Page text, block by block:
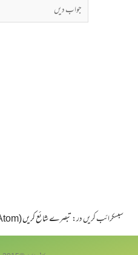
جواب دیں
سبسکرائب کریں در:تبصرے شائع کریں (Atom)